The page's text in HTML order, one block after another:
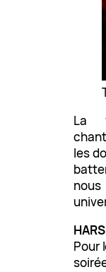
La
les
Pour